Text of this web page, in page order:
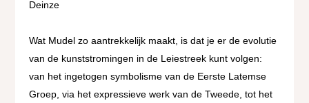
Deinze
Wat Mudel zo aantrekkelijk maakt, is dat je er de evolutie
van de kunststromingen in de Leiestreek kunt volgen:
van het ingetogen symbolisme van de Eerste Latemse
Groep, via het expressieve werk van de Tweede, tot het